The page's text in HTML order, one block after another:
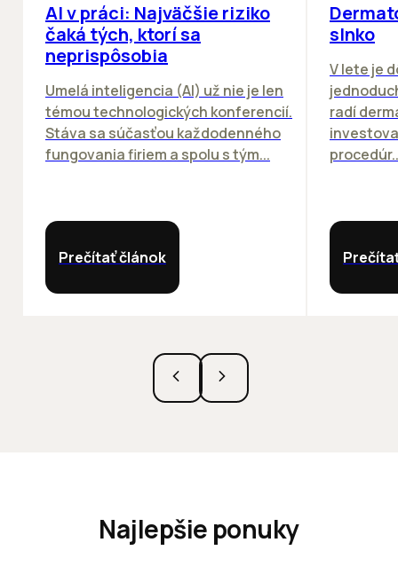
AI v práci: Najväčšie riziko
čaká tých, ktorí sa
neprispôsobia
Umelá inteligencia (AI) už nie je len
témou technologických konferencií.
Stáva sa súčasťou každodenného
fungovania firiem a spolu s tým...
Prečítať článok
slnko
V lete je
radí
Najlepšie ponuky